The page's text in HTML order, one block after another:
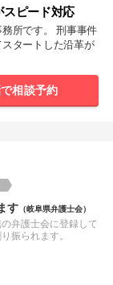
神奈川
スピード対応
所です。 刑事事件
タートした沿革が
相談予約
す（岐阜県弁護士会）
弁護士会に登録して
振られます。